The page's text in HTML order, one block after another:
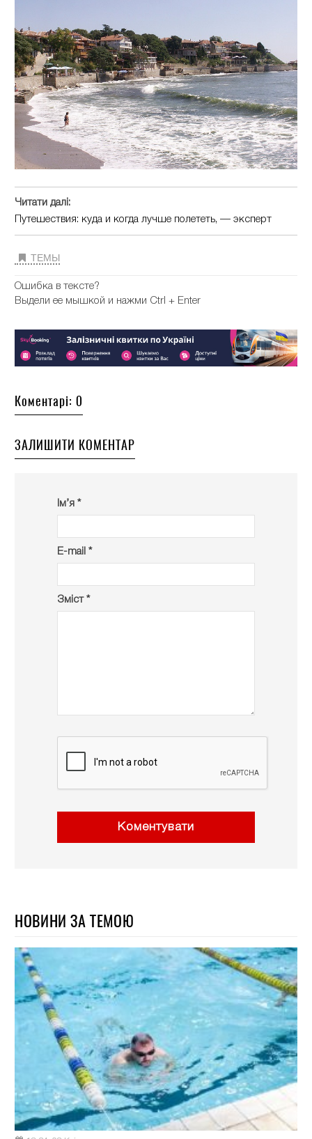
Читати далі:
Путешествия: куда и когда лучше полететь, — эксперт
ТЕМЫ
Ошибка в тексте?
Выдели ее мышкой и нажми Ctrl + Enter
Коментарі: 0
ЗАЛИШИТИ КОМЕНТАР
Ім’я *
E-mail *
Зміст *
Коментувати
НОВИНИ ЗА ТЕМОЮ